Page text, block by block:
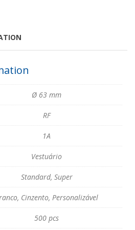
Ø 63 mm
RF
1A
Vestuário
Standard, Super
Cinzento, Personalizável
500 pcs